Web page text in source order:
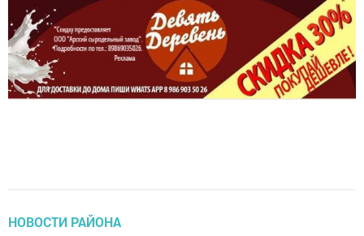
НОВОСТИ РАЙОНА